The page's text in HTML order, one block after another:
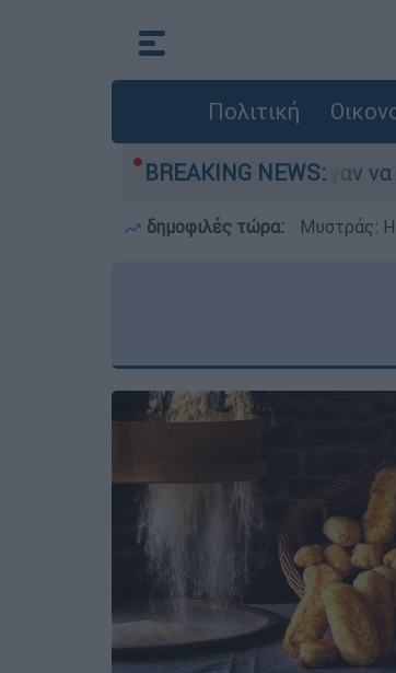
Πολιτική
BREAKING NEWS:
Λιόσια: Πήγαν να κλέψουν
δημοφιλές τώρα: Μυστράς: Η